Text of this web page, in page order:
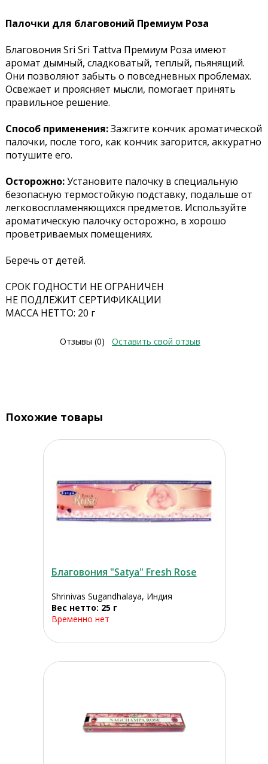
Палочки для благовоний Премиум Роза
Благовония Sri Sri Tattva Премиум Роза имеют
аромат дымный, сладковатый, теплый, пьянящий.
Они позволяют забыть о повседневных проблемах.
Освежает и проясняет мысли, помогает принять
правильное решение.
Способ применения:Зажгите кончик ароматической
палочки, после того, как кончик загорится, аккуратно
потушите его.
Осторожно:Установите палочку в специальную
безопасную термостойкую подставку, подальше от
легковоспламеняющихся предметов. Используйте
ароматическую палочку осторожно, в хорошо
проветриваемых помещениях.
Беречь от детей.
СРОК ГОДНОСТИ НЕ ОГРАНИЧЕН
НЕ ПОДЛЕЖИТ СЕРТИФИКАЦИИ
МАССА НЕТТО: 20 г
Отзывы (0) Оставить свой отзыв
Похожие товары
Благовония "Satya" Fresh Rose
Shrinivas Sugandhalaya, Индия
Вес нетто: 25 г
Временно нет